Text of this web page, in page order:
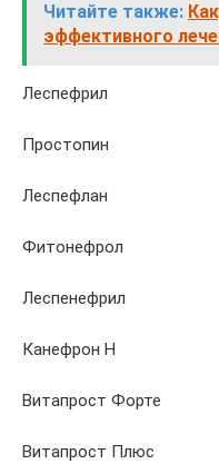
Читайте также:
эффективного
Леспефрил
Простопин
Леспефлан
Фитонефрол
Леспенефрил
Канефрон Н
Витапрост Форте
Витапрост Плюс